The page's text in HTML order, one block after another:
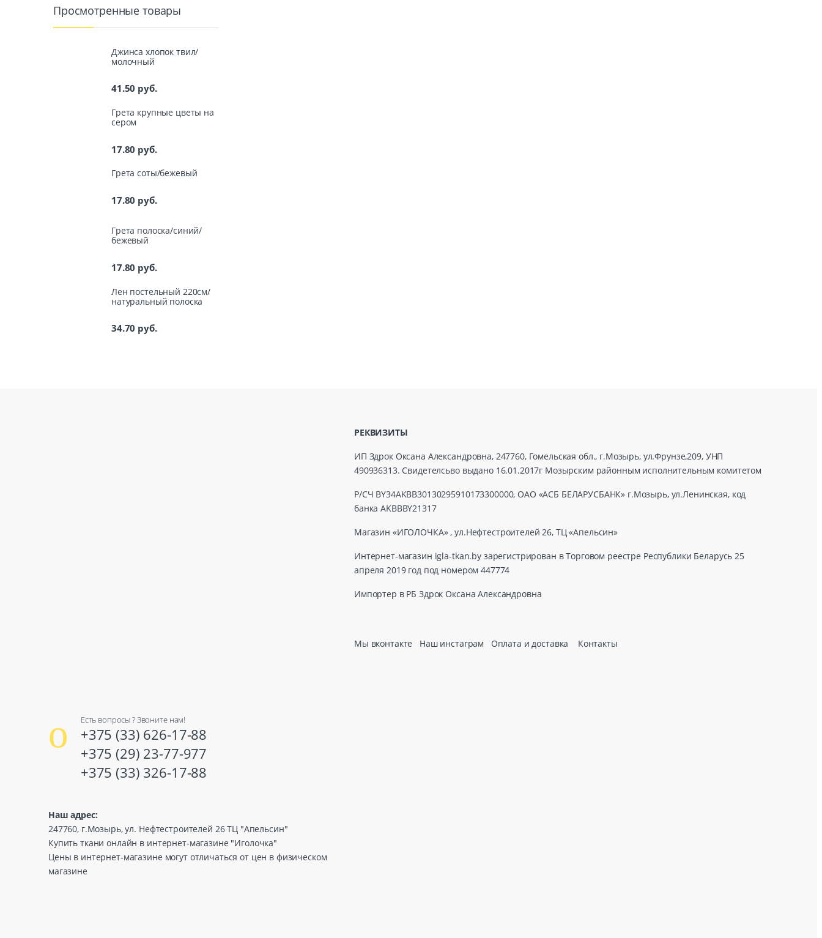
Просмотренные товары
Джинса хлопок твил/
молочный
41.50 руб.
Грета крупные цветы на
сером
17.80 руб.
Грета соты/бежевый
17.80 руб.
Грета полоска/синий/
бежевый
17.80 руб.
Лен постельный 220см/
натуральный полоска
34.70 руб.
Есть вопросы ? Звоните нам!
+375 (33) 626-17-88
+375 (29) 23-77-977
+375 (33) 326-17-88
Наш адрес:
247760, г.Мозырь, ул. Нефтестроителей 26 ТЦ "Апельсин"
Купить ткани онлайн в интернет-магазине "Иголочка"
Цены в интернет-магазине могут отличаться от цен в физическом
магазине
РЕКВИЗИТЫ
ИП Здрок Оксана Александровна, 247760, Гомельская обл., г.Мозырь, ул.Фрунзе,209, УНП
490936313. Свидетелсьво выдано 16.01.2017г Мозырским районным исполнительным комитетом
Р/СЧ BY34AKBB30130295910173300000, ОАО «АСБ БЕЛАРУСБАНК» г.Мозырь, ул.Ленинская, код
банка AKBBBY21317
Магазин «ИГОЛОЧКА» , ул.Нефтестроителей 26, ТЦ «Апельсин»
Интернет-магазин igla-tkan.by зарегистрирован в Торговом реестре Республики Беларусь 25
апреля 2019 год под номером 447774
Импортер в РБ Здрок Оксана Александровна
Мы вконтакте Наш инстаграм Оплата и доставка Контакты